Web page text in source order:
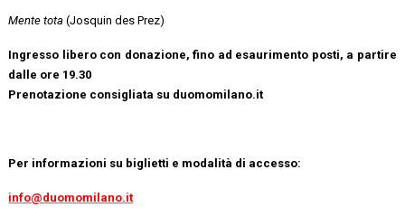
Mente tota (Josquin des Prez)
Ingresso libero con donazione, fino ad esaurimento posti, a partire
dalle ore 19.30
Prenotazione consigliata su duomomilano.it
Per informazioni su biglietti e modalità di accesso:
info@duomomilano.it